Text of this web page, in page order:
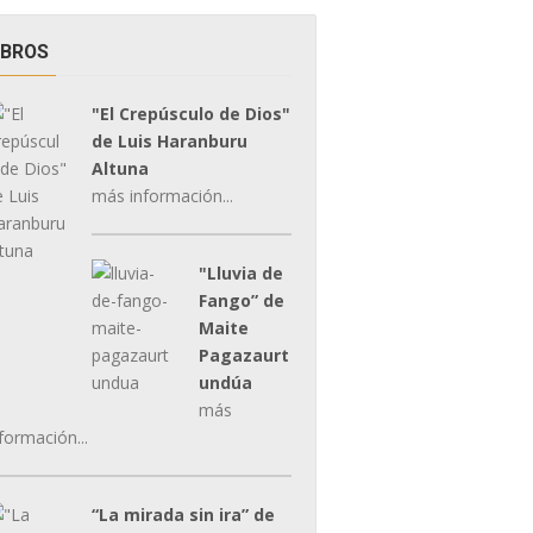
"El Crepúsculo de Dios"
de Luis Haranburu
Altuna
más información...
"Lluvia de
Fango” de
Maite
Pagazaurt
undúa
más
“La mirada sin ira” de